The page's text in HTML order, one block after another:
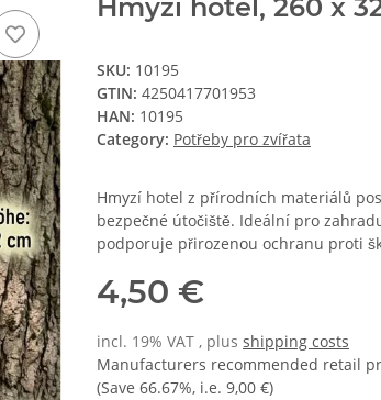
Hmyzí hotel, 260 x
SKU: 10195
GTIN: 4250417701953
HAN: 10195
Category: Potřeby pro zvířata
Hmyzí hotel z přírodních materiálů
bezpečné útočiště. Ideální pro
podporuje přirozenou ochranu proti
4,50 €
incl. 19% VAT , plus shipping costs
Manufacturers recommended retail
(Save 66.67%, i.e. 9,00 €)